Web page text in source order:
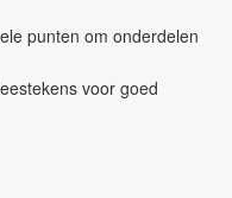
punten om onderdelen
voor goed